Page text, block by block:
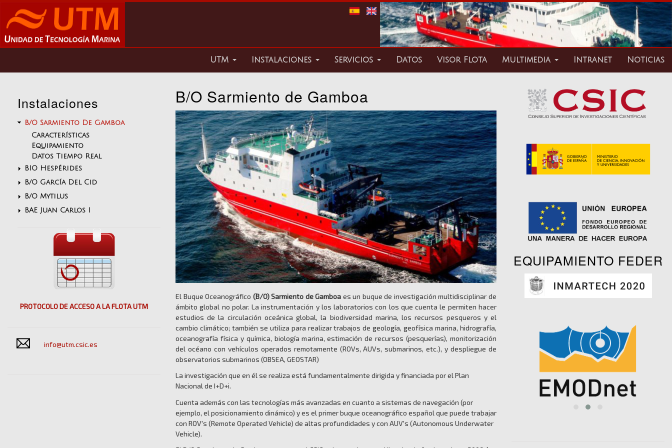
contenido
principal
navigation
UTM Instalaciones Servicios Datos Visor Flota Multimedia Intranet Noticias
Instalaciones
B/O Sarmiento De Gamboa
Características
Equipamiento
Datos Tiempo Real
BIO Hespérides
B/O García Del Cid
B/O Mytilus
BAE Juan Carlos I
PROTOCOLO DE ACCESO A LA FLOTA UTM
info@utm.csic.es
B/O Sarmiento de Gamboa
El Buque Oceanográfico (B/O) Sarmiento de Gamboa es un buque de investigación multidisciplinar de
ámbito global no polar. La instrumentación y los laboratorios con los que cuenta le permiten hacer
estudios de la circulación oceánica global, la biodiversidad marina, los recursos pesqueros y el
cambio climático; también se utiliza para realizar trabajos de geología, geofísica marina, hidrografía,
oceanografía física y química, biología marina, estimación de recursos (pesquerías), monitorización
del océano con vehículos operados remotamente (ROVs, AUVs, submarinos, etc.), y despliegue de
observatorios submarinos (OBSEA, GEOSTAR)
La investigación que en él se realiza está fundamentalmente dirigida y financiada por el Plan
Nacional de I+D+i.
Cuenta además con las tecnologías más avanzadas en cuanto a sistemas de navegación (por
ejemplo, el posicionamiento dinámico) y es el primer buque oceanográfico español que puede trabajar
con ROV's (Remote Operated Vehicle) de altas profundidades y con AUV's (Autonomous Underwater
Vehicle).
EQUIPAMIENTO FEDER